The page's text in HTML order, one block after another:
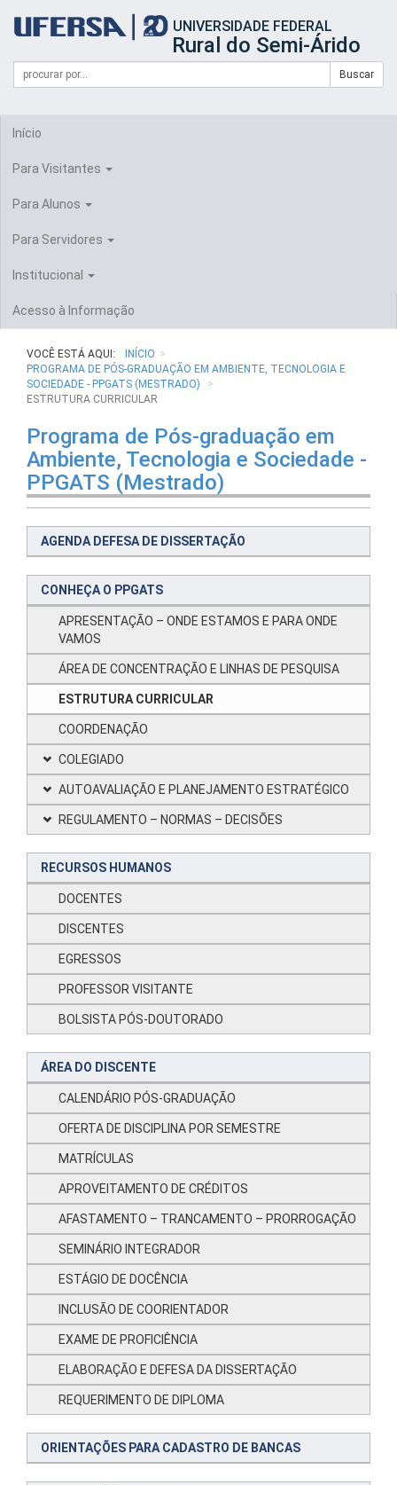
portal
UFERSA
UNIVERSIDADE FEDERAL
Rural do Semi-Árido
Formulário
Busca
Campo
de
Buscar
Início
Para Visitantes
Para Alunos
Para Servidores
Institucional
Acesso à Informação
VOCÊ ESTÁ AQUI:
INÍCIO
PROGRAMA DE PÓS-GRADUAÇÃO EM AMBIENTE, TECNOLOGIA E
SOCIEDADE - PPGATS (MESTRADO)
ESTRUTURA CURRICULAR
Programa de Pós-graduação em
Ambiente, Tecnologia e Sociedade -
PPGATS (Mestrado)
AGENDA DEFESA DE DISSERTAÇÃO
CONHEÇA O PPGATS
APRESENTAÇÃO – ONDE ESTAMOS E PARA ONDE
VAMOS
ÁREA DE CONCENTRAÇÃO E LINHAS DE PESQUISA
ESTRUTURA CURRICULAR
COORDENAÇÃO
COLEGIADO
AUTOAVALIAÇÃO E PLANEJAMENTO ESTRATÉGICO
REGULAMENTO – NORMAS – DECISÕES
RECURSOS HUMANOS
DOCENTES
DISCENTES
EGRESSOS
PROFESSOR VISITANTE
BOLSISTA PÓS-DOUTORADO
ÁREA DO DISCENTE
CALENDÁRIO PÓS-GRADUAÇÃO
OFERTA DE DISCIPLINA POR SEMESTRE
MATRÍCULAS
APROVEITAMENTO DE CRÉDITOS
AFASTAMENTO – TRANCAMENTO – PRORROGAÇÃO
SEMINÁRIO INTEGRADOR
ESTÁGIO DE DOCÊNCIA
INCLUSÃO DE COORIENTADOR
EXAME DE PROFICIÊNCIA
ELABORAÇÃO E DEFESA DA DISSERTAÇÃO
REQUERIMENTO DE DIPLOMA
ORIENTAÇÕES PARA CADASTRO DE BANCAS